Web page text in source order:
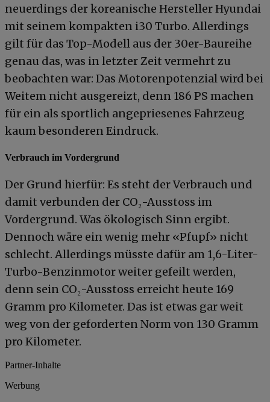
neuerdings der koreanische Hersteller Hyundai
mit seinem kompakten i30 Turbo. Allerdings
gilt für das Top-Modell aus der 30er-Baureihe
genau das, was in letzter Zeit vermehrt zu
beobachten war: Das Motorenpotenzial wird bei
Weitem nicht ausgereizt, denn 186 PS machen
für ein als sportlich angepriesenes Fahrzeug
kaum besonderen Eindruck.
Verbrauch im Vordergrund
Der Grund hierfür: Es steht der Verbrauch und
damit verbunden der CO₂-Ausstoss im
Vordergrund. Was ökologisch Sinn ergibt.
Dennoch wäre ein wenig mehr «Pfupf» nicht
schlecht. Allerdings müsste dafür am 1,6-Liter-
Turbo-Benzinmotor weiter gefeilt werden,
denn sein CO₂-Ausstoss erreicht heute 169
Gramm pro Kilometer. Das ist etwas gar weit
weg von der geforderten Norm von 130 Gramm
pro Kilometer.
Partner-Inhalte
Werbung